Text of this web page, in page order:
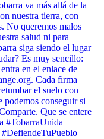
va más allá de la
nuestra tierra, con
No queremos malos
salud ni para
siga siendo el lugar
Es muy sencillo:
en el enlace de
Cada firma
el suelo con
podemos conseguir si
Que se entere
#TobarraUnida